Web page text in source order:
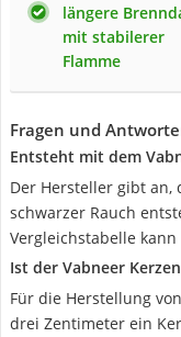
längere
mit stabilerer
Flamme
Fragen und
Entsteht mit dem
Der Hersteller gibt an,
schwarzer Rauch
Vergleichstabelle
Ist der Vabneer
Für die Herstellung
drei Zentimeter ein